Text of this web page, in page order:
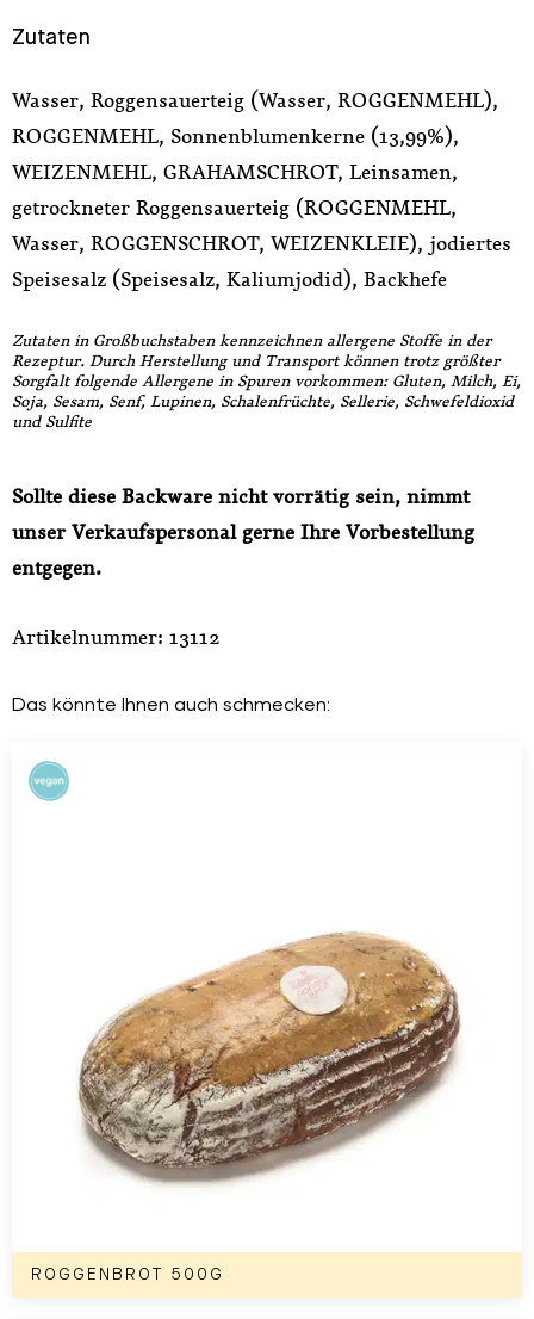
Zutaten
Wasser, Roggensauerteig (Wasser, ROGGENMEHL),
ROGGENMEHL, Sonnenblumenkerne (13,99%),
WEIZENMEHL, GRAHAMSCHROT, Leinsamen,
getrockneter Roggensauerteig (ROGGENMEHL,
Wasser, ROGGENSCHROT, WEIZENKLEIE), jodiertes
Speisesalz (Speisesalz, Kaliumjodid), Backhefe
Zutaten in Großbuchstaben kennzeichnen allergene Stoffe in der
Rezeptur. Durch Herstellung und Transport können trotz größter
Sorgfalt folgende Allergene in Spuren vorkommen: Gluten, Milch, Ei,
Soja, Sesam, Senf, Lupinen, Schalenfrüchte, Sellerie, Schwefeldioxid
und Sulfite
Sollte diese Backware nicht vorrätig sein, nimmt
unser Verkaufspersonal gerne Ihre Vorbestellung
entgegen.
Artikelnummer: 13112
Das könnte Ihnen auch schmecken:
ROGGENBROT 500G